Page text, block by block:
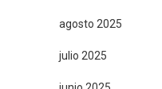
agosto 2025
julio 2025